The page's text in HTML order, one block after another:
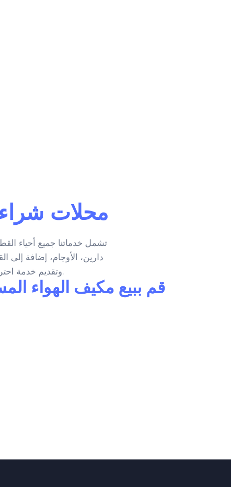
محلات
تشمل خدماتنا جميع أحياء
دارين، الأوجام، إضافة
وتقديم خدمة احترافية بجودة عالية لكل عميل يرغب في بيع السكراب بسهولة وبأفضل قيمة.
قم ببيع مكيف الهواء